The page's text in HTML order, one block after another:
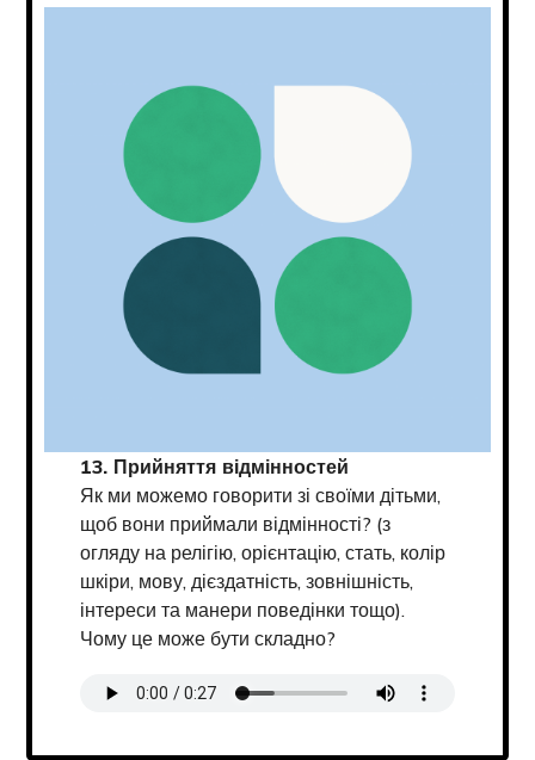
13. Прийняття відмінностей
Як ми можемо говорити зі своїми дітьми,
щоб вони приймали відмінності? (з
огляду на релігію, орієнтацію, стать, колір
шкіри, мову, дієздатність, зовнішність,
інтереси та манери поведінки тощо).
Чому це може бути складно?